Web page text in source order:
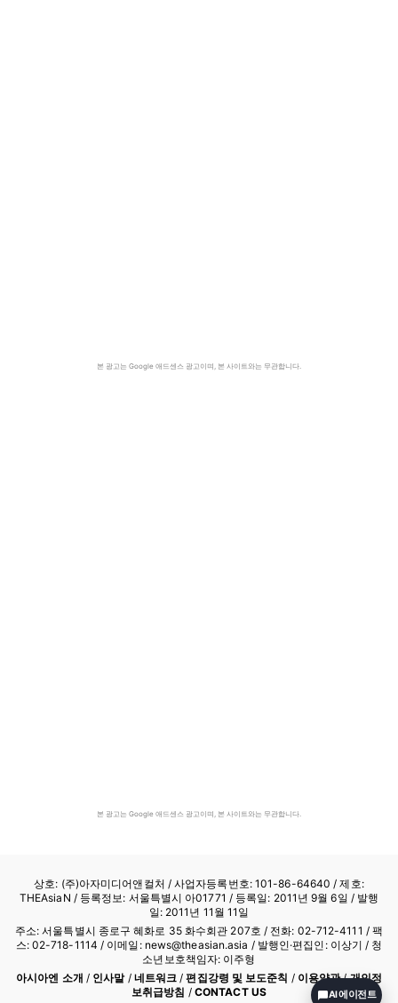
본 광고는 Google 애드센스 광고이며, 본 사이트와는 무관합니다.
본 광고는 Google 애드센스 광고이며, 본 사이트와는 무관합니다.
상호: (주)아자미디어앤컬처 /사업자등록번호: 101-86-64640 / 제호:
THEAsiaN / 등록정보: 서울특별시 아01771 / 등록일: 2011년 9월 6일 / 발행
일: 2011년 11월 11일
주소: 서울특별시 종로구 혜화로 35 화수회관 207호 / 전화: 02-712-4111 / 팩
스: 02-718-1114 / 이메일: news@theasian.asia / 발행인·편집인: 이상기 / 청
소년보호책임자: 이주형
아시아엔 소개 / 인사말/ 네트워크 /편집강령 및 보도준칙 / 이용약관/개인정
보취급방침 / CONTACT US AI 에이전트